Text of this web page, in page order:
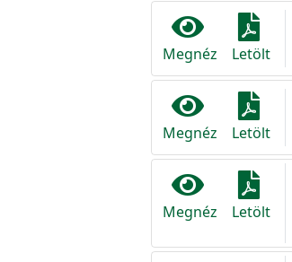
Megnéz Letölt
Megnéz Letölt
Megnéz Letölt